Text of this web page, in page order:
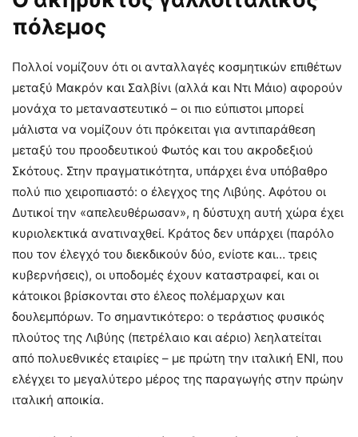
πόλεμος
Πολλοί νομίζουν ότι οι ανταλλαγές κοσμητικών επιθέτων
μεταξύ Μακρόν και Σαλβίνι (αλλά και Ντι Μάιο) αφορούν
μονάχα το μεταναστευτικό – οι πιο εύπιστοι μπορεί
μάλιστα να νομίζουν ότι πρόκειται για αντιπαράθεση
μεταξύ του προοδευτικού Φωτός και του ακροδεξιού
Σκότους. Στην πραγματικότητα, υπάρχει ένα υπόβαθρο
πολύ πιο χειροπιαστό: ο έλεγχος της Λιβύης. Αφότου οι
Δυτικοί την «απελευθέρωσαν», η δύστυχη αυτή χώρα έχει
κυριολεκτικά ανατιναχθεί. Κράτος δεν υπάρχει (παρόλο
που τον έλεγχό του διεκδικούν δύο, ενίοτε και… τρεις
κυβερνήσεις), οι υποδομές έχουν καταστραφεί, και οι
κάτοικοι βρίσκονται στο έλεος πολέμαρχων και
δουλεμπόρων. Το σημαντικότερο: ο τεράστιος φυσικός
πλούτος της Λιβύης (πετρέλαιο και αέριο) λεηλατείται
από πολυεθνικές εταιρίες – με πρώτη την ιταλική ΕΝΙ, που
ελέγχει το μεγαλύτερο μέρος της παραγωγής στην πρώην
ιταλική αποικία.